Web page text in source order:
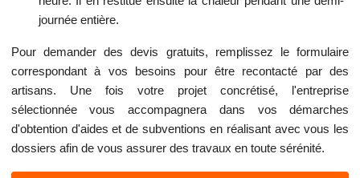
journée entière.
Pour demander des devis gratuits, remplissez le formulaire
correspondant à vos besoins pour être recontacté par des
artisans. Une fois votre projet concrétisé, l'entreprise
sélectionnée vous accompagnera dans vos démarches
d'obtention d'aides et de subventions en réalisant avec vous les
dossiers afin de vous assurer des travaux en toute sérénité.